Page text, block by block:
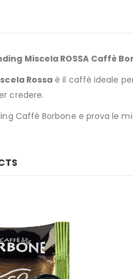
Miscela ROSSA Caffè
Rossa è il caffè ideale
credere.
Caffè Borbone e prova le